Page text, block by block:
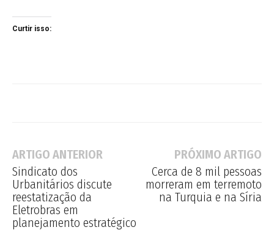
Curtir isso:
ARTIGO ANTERIOR
Sindicato dos
Urbanitários discute
reestatização da
Eletrobras em
planejamento estratégico
PRÓXIMO ARTIGO
Cerca de 8 mil pessoas
morreram em terremoto
na Turquia e na Síria